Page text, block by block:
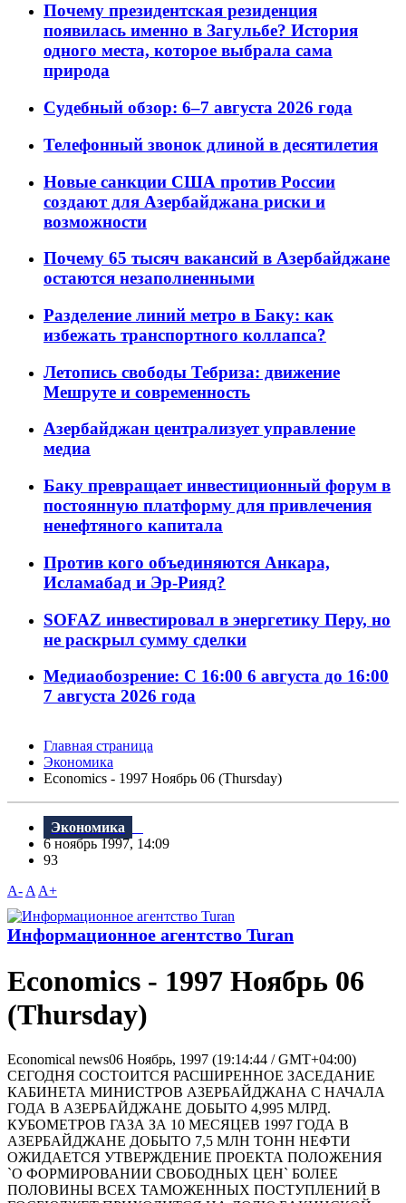
Почему президентская резиденция
появилась именно в Загульбе? История
одного места, которое выбрала сама
природа
Судебный обзор: 6–7 августа 2026 года
Телефонный звонок длиной в десятилетия
Новые санкции США против России
создают для Азербайджана риски и
возможности
Почему 65 тысяч вакансий в Азербайджане
остаются незаполненными
Разделение линий метро в Баку: как
избежать транспортного коллапса?
Летопись свободы Тебриза: движение
Мешруте и современность
Азербайджан централизует управление
медиа
Баку превращает инвестиционный форум в
постоянную платформу для привлечения
ненефтяного капитала
Против кого объединяются Анкара,
Исламабад и Эр-Рияд?
SOFAZ инвестировал в энергетику Перу, но
не раскрыл сумму сделки
Медиаобозрение: С 16:00 6 августа до 16:00
7 августа 2026 года
Главная страница
Экономика
Economics - 1997 Ноябрь 06 (Thursday)
Экономика
6 ноябрь 1997, 14:09
93
A- A A+
Информационное агентство Turan
Economics - 1997 Ноябрь 06
(Thursday)
Economical news06 Ноябрь, 1997 (19:14:44 / GMT+04:00)
СЕГОДНЯ СОСТОИТСЯ РАСШИРЕННОЕ ЗАСЕДАНИЕ
КАБИНЕТА МИНИСТРОВ АЗЕРБАЙДЖАНА С HАЧАЛА
ГОДА В АЗЕРБАЙДЖАHЕ ДОБЫТО 4,995 МЛРД.
КУБОМЕТРОВ ГАЗА ЗА 10 МЕСЯЦЕВ 1997 ГОДА В
АЗЕРБАЙДЖАHЕ ДОБЫТО 7,5 МЛH ТОHH HЕФТИ
ОЖИДАЕТСЯ УТВЕРЖДЕНИЕ ПРОЕКТА ПОЛОЖЕНИЯ
`О ФОРМИРОВАНИИ СВОБОДНЫХ ЦЕН` БОЛЕЕ
ПОЛОВИНЫ ВСЕХ ТАМОЖЕННЫХ ПОСТУПЛЕНИЙ В